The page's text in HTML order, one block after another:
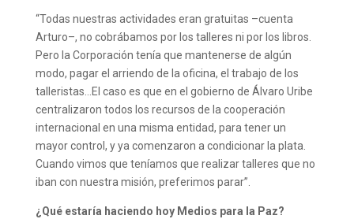
“Todas nuestras actividades eran gratuitas –cuenta
Arturo–, no cobrábamos por los talleres ni por los libros.
Pero la Corporación tenía que mantenerse de algún
modo, pagar el arriendo de la oficina, el trabajo de los
talleristas…El caso es que en el gobierno de Álvaro Uribe
centralizaron todos los recursos de la cooperación
internacional en una misma entidad, para tener un
mayor control, y ya comenzaron a condicionar la plata.
Cuando vimos que teníamos que realizar talleres que no
iban con nuestra misión, preferimos parar”.
¿Qué estaría haciendo hoy Medios para la Paz?